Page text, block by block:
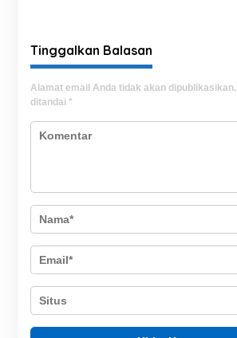
Tinggalkan Balasan
Alamat email Anda tidak akan dipublikasikan.
ditandai *